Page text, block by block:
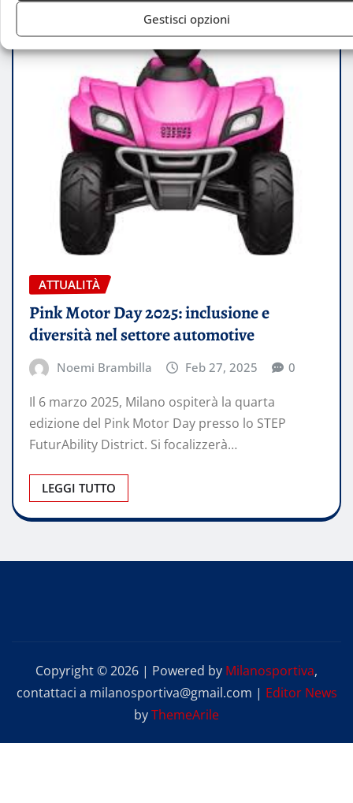
Gestisci opzioni
ATTUALITÀ
Pink Motor Day 2025: inclusione e
diversità nel settore automotive
Noemi Brambilla Feb 27, 2025 0
Il 6 marzo 2025, Milano ospiterà la quarta
edizione del Pink Motor Day presso lo STEP
FuturAbility District. Si focalizzerà…
LEGGI TUTTO
Copyright © 2026 | Powered by Milanosportiva,
contattaci a milanosportiva@gmail.com | Editor News
byThemeArile